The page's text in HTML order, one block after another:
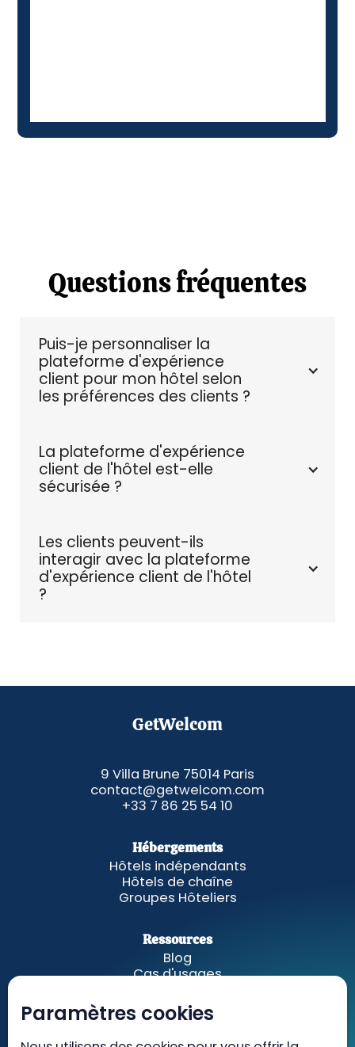
Paramètres cookies
Questions fréquentes
Puis-je personnaliser la
plateforme d'expérience
client pour mon hôtel selon
les préférences des clients ?
La plateforme d'expérience
client de l'hôtel est-elle
sécurisée ?
Les clients peuvent-ils
interagir avec la plateforme
d'expérience client de l'hôtel
?
GetWelcom
9 Villa Brune 75014 Paris
contact@getwelcom.com
+33 7 86 25 54 10
Hébergements
Hôtels indépendants
Hôtels de chaîne
Groupes Hôteliers
Ressources
Blog
Cas d'usages
A propos